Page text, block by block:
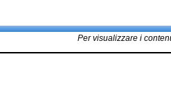
Per visualizzare i